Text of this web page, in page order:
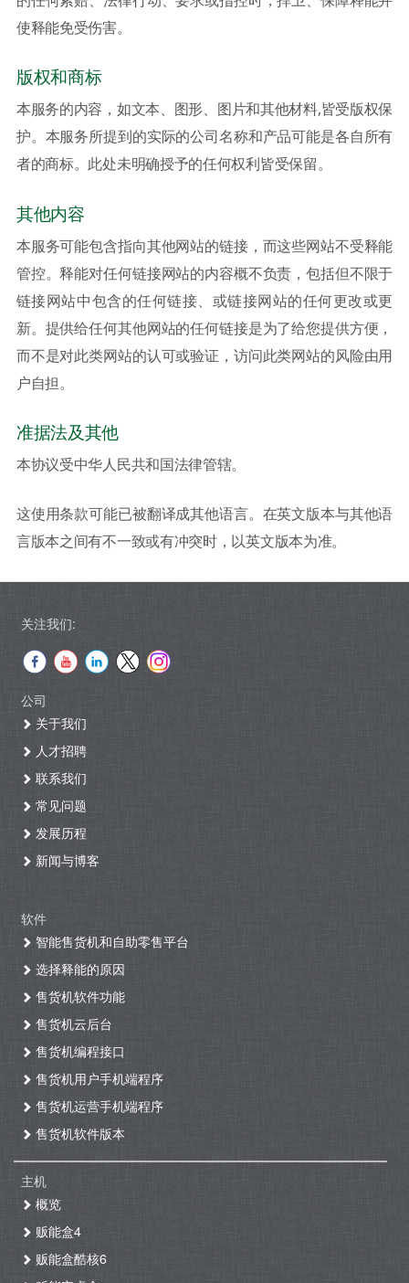
使释能免受伤害。
版权和商标
本服务的内容，如文本、图形、图片和其他材料,皆受版权保
护。本服务所提到的实际的公司名称和产品可能是各自所有
者的商标。此处未明确授予的任何权利皆受保留。
其他内容
本服务可能包含指向其他网站的链接，而这些网站不受释能
管控。释能对任何链接网站的内容概不负责，包括但不限于
链接网站中包含的任何链接、或链接网站的任何更改或更
新。提供给任何其他网站的任何链接是为了给您提供方便，
而不是对此类网站的认可或验证，访问此类网站的风险由用
户自担。
准据法及其他
本协议受中华人民共和国法律管辖。
这使用条款可能已被翻译成其他语言。在英文版本与其他语
言版本之间有不一致或有冲突时，以英文版本为准。
关注我们:
公司
关于我们
人才招聘
联系我们
常见问题
发展历程
新闻与博客
软件
智能售货机和自助零售平台
选择释能的原因
售货机软件功能
售货机云后台
售货机编程接口
售货机用户手机端程序
售货机运营手机端程序
售货机软件版本
主机
概览
贩能盒4
贩能盒酷核6